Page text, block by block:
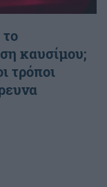
καυσίμου;
τρόποι